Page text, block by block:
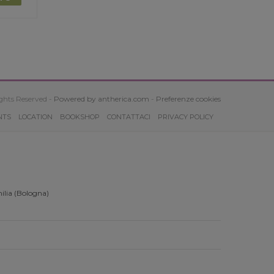
Reserved - Powered by antherica.com - Preferenze cookies
LOCATION BOOKSHOP CONTATTACI PRIVACY POLICY
(Bologna)